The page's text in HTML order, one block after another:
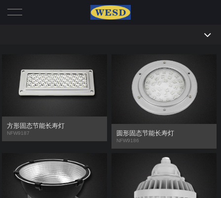
固定专业
移动专业
固定防爆
移动防爆
方形固态节能长寿灯
NFW9187 圆形固态节能长寿灯
NFW9186
产品
插头
机械联锁
行业动态
公司新闻
公司实力
帮助
联系